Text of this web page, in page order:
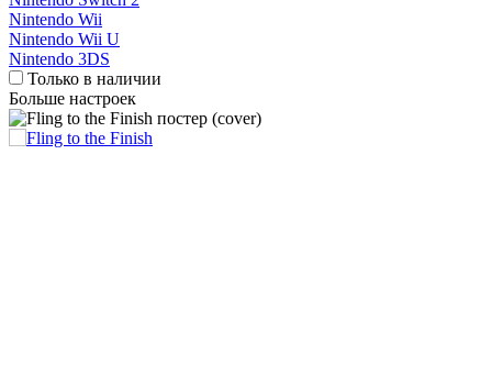
Nintendo Wii
Nintendo Wii U
Nintendo 3DS
Только в наличии
Больше настроек